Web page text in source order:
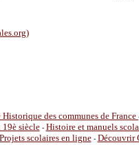
des communes de France
siècle- Histoire et manuels
Projets scolaires en ligne- Découvrir